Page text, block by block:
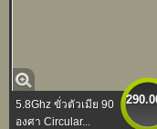
5.8Ghz ขั่วตัวเมีย 90
องศา Circular...